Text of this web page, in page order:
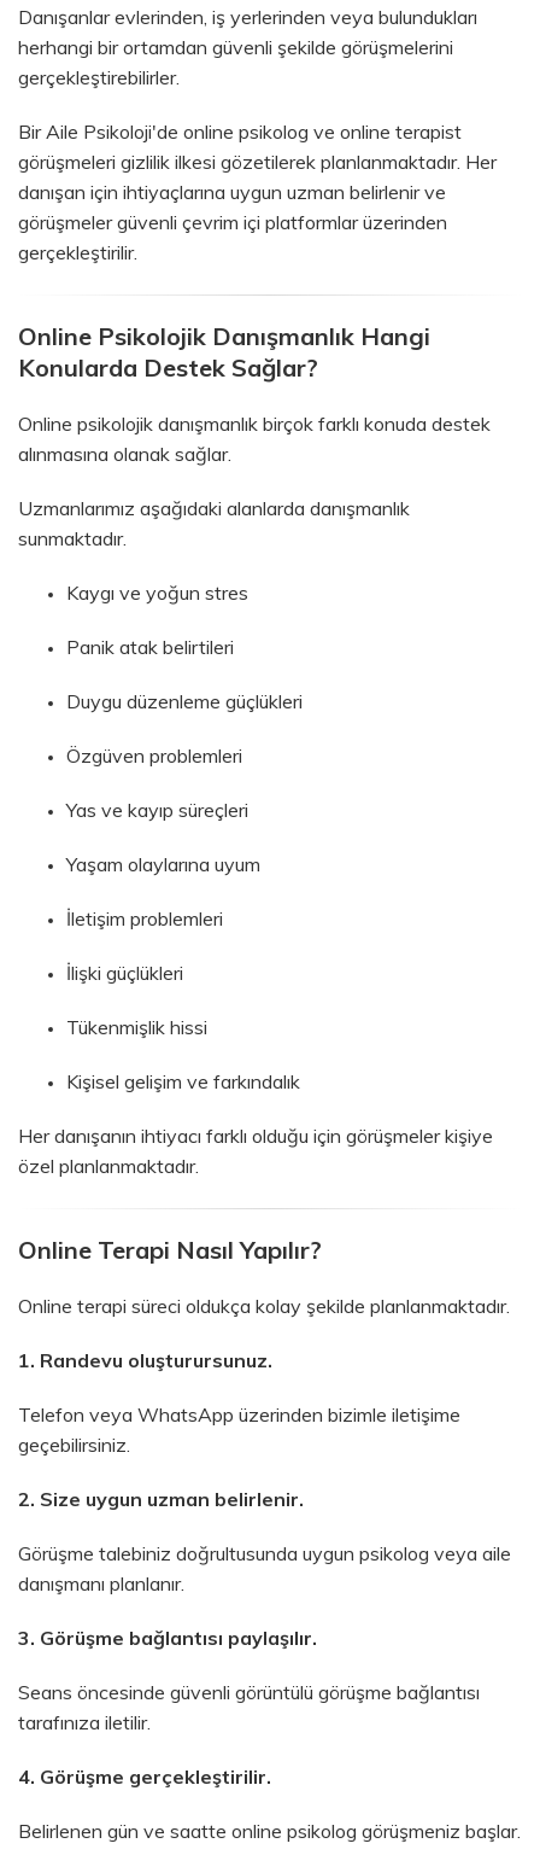
Danışanlar evlerinden, iş yerlerinden veya bulundukları
herhangi bir ortamdan güvenli şekilde görüşmelerini
gerçekleştirebilirler.
Bir Aile Psikoloji'de online psikolog ve online terapist
görüşmeleri gizlilik ilkesi gözetilerek planlanmaktadır. Her
danışan için ihtiyaçlarına uygun uzman belirlenir ve
görüşmeler güvenli çevrim içi platformlar üzerinden
gerçekleştirilir.
Online Psikolojik Danışmanlık Hangi
Konularda Destek Sağlar?
Online psikolojik danışmanlık birçok farklı konuda destek
alınmasına olanak sağlar.
Uzmanlarımız aşağıdaki alanlarda danışmanlık
sunmaktadır.
Kaygı ve yoğun stres
Panik atak belirtileri
Duygu düzenleme güçlükleri
Özgüven problemleri
Yas ve kayıp süreçleri
Yaşam olaylarına uyum
İletişim problemleri
İlişki güçlükleri
Tükenmişlik hissi
Kişisel gelişim ve farkındalık
Her danışanın ihtiyacı farklı olduğu için görüşmeler kişiye
özel planlanmaktadır.
Online Terapi Nasıl Yapılır?
Online terapi süreci oldukça kolay şekilde planlanmaktadır.
1. Randevu oluşturursunuz.
Telefon veya WhatsApp üzerinden bizimle iletişime
geçebilirsiniz.
2. Size uygun uzman belirlenir.
Görüşme talebiniz doğrultusunda uygun psikolog veya aile
danışmanı planlanır.
3. Görüşme bağlantısı paylaşılır.
Seans öncesinde güvenli görüntülü görüşme bağlantısı
tarafınıza iletilir.
4. Görüşme gerçekleştirilir.
Belirlenen gün ve saatte online psikolog görüşmeniz başlar.